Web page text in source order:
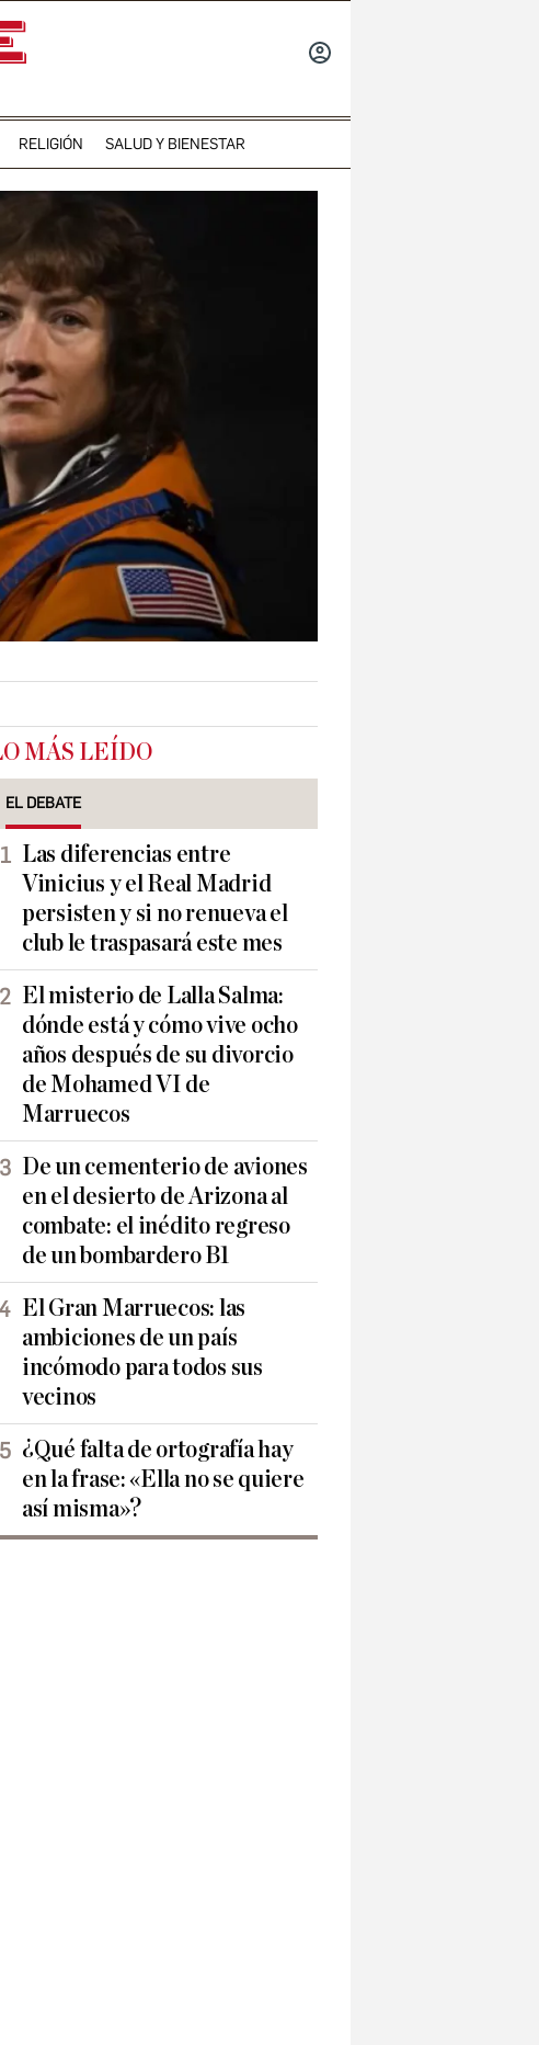
RELIGIÓN SALUD Y BIENESTAR
MÁS LEÍDO
EL DEBATE
Las diferencias entre
Vinicius y el Real Madrid
persisten y si no renueva el
club le traspasará este mes
El misterio de Lalla Salma:
dónde está y cómo vive ocho
años después de su divorcio
de Mohamed VI de
Marruecos
De un cementerio de aviones
en el desierto de Arizona al
combate: el inédito regreso
de un bombardero B1
El Gran Marruecos: las
ambiciones de un país
incómodo para todos sus
vecinos
¿Qué falta de ortografía hay
en la frase: «Ella no se quiere
así misma»?